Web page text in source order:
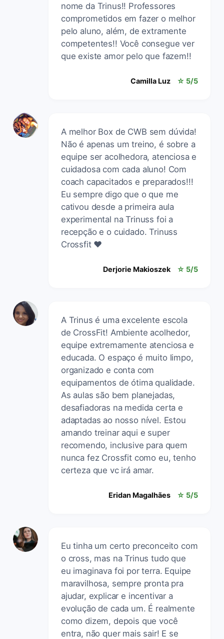
nome da Trinus!! Professores
comprometidos em fazer o melhor
pelo aluno, além, de extramente
competentes!! Você consegue ver
que existe amor pelo que fazem!!
Camilla Luz ☆ 5/5
A melhor Box de CWB sem dúvida!
Não é apenas um treino, é sobre a
equipe ser acolhedora, atenciosa e
cuidadosa com cada aluno! Com
coach capacitados e preparados!!!
Eu sempre digo que o que me
cativou desde a primeira aula
experimental na Trinuss foi a
recepção e o cuidado. Trinuss
Crossfit ❤️
Derjorie Makioszek ☆ 5/5
A Trinus é uma excelente escola
de CrossFit! Ambiente acolhedor,
equipe extremamente atenciosa e
educada. O espaço é muito limpo,
organizado e conta com
equipamentos de ótima qualidade.
As aulas são bem planejadas,
desafiadoras na medida certa e
adaptadas ao nosso nível. Estou
amando treinar aqui e super
recomendo, inclusive para quem
nunca fez Crossfit como eu, tenho
certeza que vc irá amar.
Eridan Magalhães ☆ 5/5
Eu tinha um certo preconceito com
o cross, mas na Trinus tudo que
eu imaginava foi por terra. Equipe
maravilhosa, sempre pronta pra
ajudar, explicar e incentivar a
evolução de cada um. É realmente
como dizem, depois que você
entra, não quer mais sair! E se